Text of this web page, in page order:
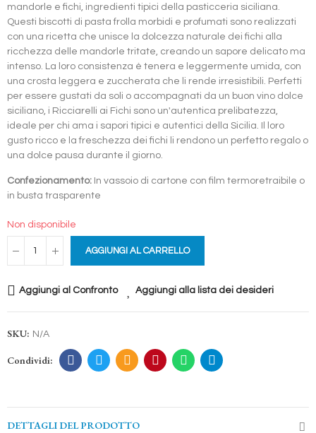
mandorle e fichi, ingredienti tipici della pasticceria siciliana.
Questi biscotti di pasta frolla morbidi e profumati sono realizzati
con una ricetta che unisce la dolcezza naturale dei fichi alla
ricchezza delle mandorle tritate, creando un sapore delicato ma
intenso. La loro consistenza è tenera e leggermente umida, con
una crosta leggera e zuccherata che li rende irresistibili. Perfetti
per essere gustati da soli o accompagnati da un buon vino dolce
siciliano, i Ricciarelli ai Fichi sono un'autentica prelibatezza,
ideale per chi ama i sapori tipici e autentici della Sicilia. Il loro
gusto ricco e la freschezza dei fichi li rendono un perfetto regalo o
una dolce pausa durante il giorno.
Confezionamento: In vassoio di cartone con film termoretraibile o
in busta trasparente
Non disponibile
AGGIUNGI AL CARRELLO
Aggiungi al Confronto Aggiungi alla lista dei desideri
SKU: N/A
DETTAGLI DEL PRODOTTO